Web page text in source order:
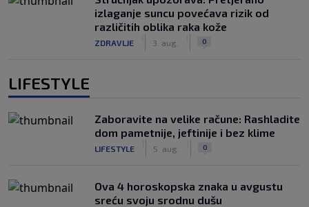
izlaganje suncu povećava rizik od
različitih oblika raka kože
ZDRAVLJE 3. aug. 0
LIFESTYLE
Zaboravite na velike račune: Rashladite
dom pametnije, jeftinije i bez klime
LIFESTYLE 5. aug. 0
Ova 4 horoskopska znaka u avgustu
sreću svoju srodnu dušu